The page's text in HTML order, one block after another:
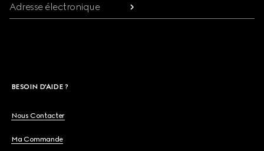
Adresse électronique
BESOIN D'AIDE ?
Nous Contacter
Ma Commande